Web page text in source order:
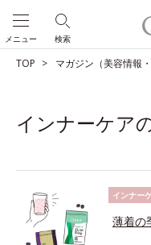
検索
メニュー
TOP マガジン（美容情報・
インナーケア
インナー
薄着の